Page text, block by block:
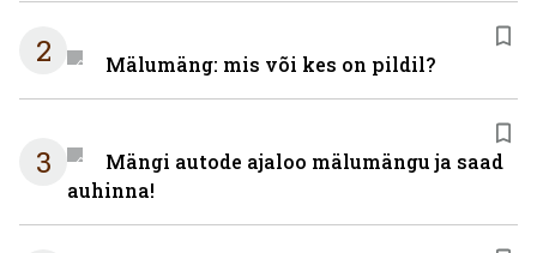
2 Mälumäng: mis või kes on pildil?
3
Mängi autode ajaloo mälumängu ja saad
auhinna!